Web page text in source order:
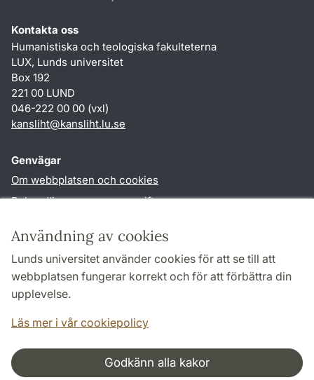
Användning av cookies
Lunds universitet använder cookies för att se till att
webbplatsen fungerar korrekt och för att förbättra din
upplevelse.
Läs mer i vår cookiepolicy
Godkänn alla kakor
Kontakta oss
Humanistiska och teologiska fakulteterna
LUX, Lunds universitet
Box 192
221 00 LUND
046-222 00 00 (vxl)
kansliht@kansliht.lu.se
Genvägar
Om webbplatsen och cookies
Behandling av personuppgifter
TYPO3-login
Följ oss i sociala medier